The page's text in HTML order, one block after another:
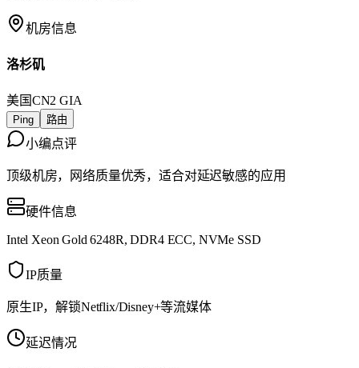
机房信息
洛杉矶
美国CN2 GIA
Ping 路由
小编点评
顶级机房，网络质量优秀，适合对延迟敏感的应用
硬件信息
Intel Xeon Gold 6248R, DDR4 ECC, NVMe SSD
IP质量
原生IP，解锁Netflix/Disney+等流媒体
延迟情况